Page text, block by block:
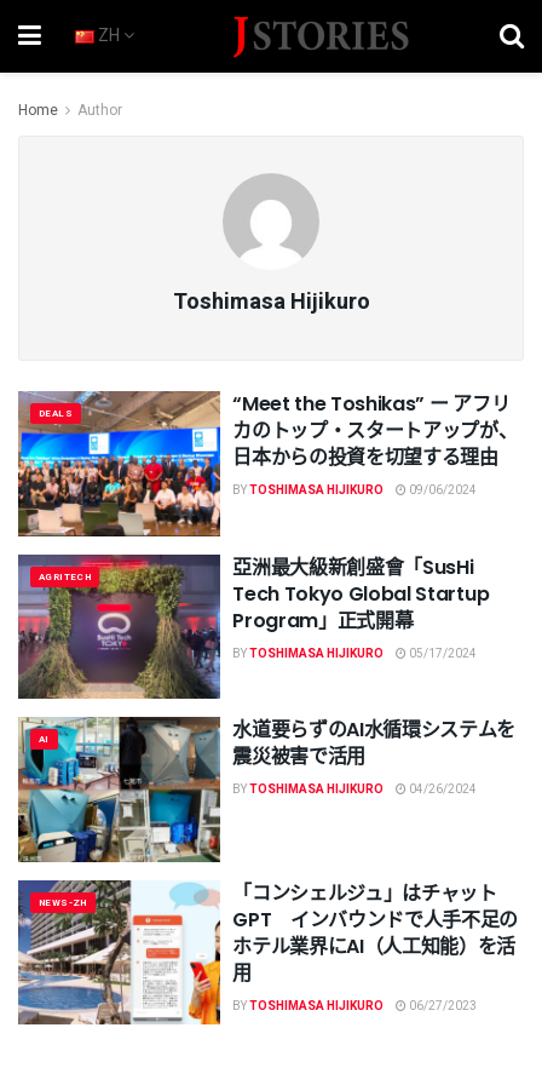
ZH
Home Author
Toshimasa Hijikuro
DEALS
“Meet the Toshikas” ー アフリ
カのトップ・スタートアップが、
日本からの投資を切望する理由
BYTOSHIMASA HIJIKURO 09/06/2024
AGRITECH
亞洲最大級新創盛會「SusHi
Tech Tokyo Global Startup
Program」正式開幕
BYTOSHIMASA HIJIKURO 05/17/2024
AI
水道要らずのAI水循環システムを
震災被害で活用
BYTOSHIMASA HIJIKURO 04/26/2024
NEWS-ZH
「コンシェルジュ」はチャット
GPT インバウンドで人手不足の
ホテル業界にAI（人工知能）を活
用
BYTOSHIMASA HIJIKURO 06/27/2023